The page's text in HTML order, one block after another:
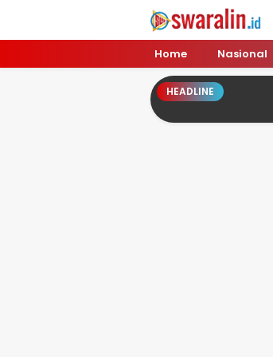
Swara Lin
Independent, Tajam &
Home Nasional
HEADLINE